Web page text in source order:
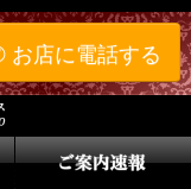
お店に電話する